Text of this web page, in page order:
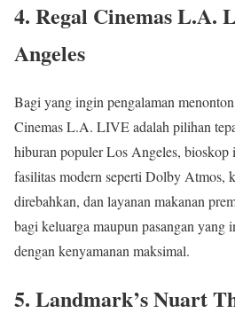
4. Regal Cinemas L.A.
Angeles
Bagi yang ingin pengalaman
Cinemas L.A. LIVE adalah pilihan
hiburan populer Los Angeles, bioskop
fasilitas modern seperti Dolby Atmos,
direbahkan, dan layanan makanan
bagi keluarga maupun pasangan
dengan kenyamanan maksimal.
5. Landmark’s Nuart